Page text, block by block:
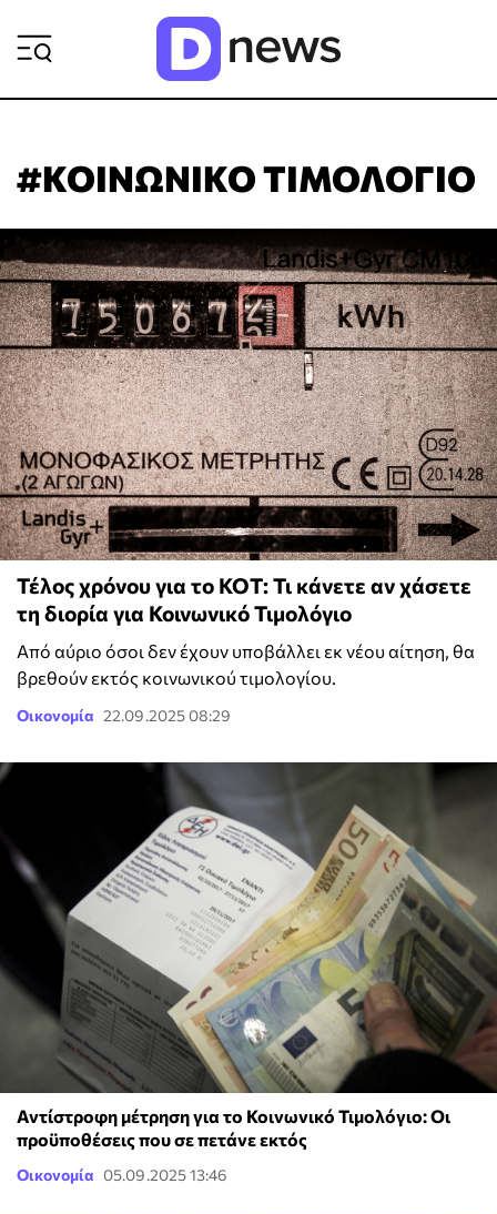
#ΚΟΙΝΩΝΙΚΟ ΤΙΜΟΛΟΓΙΟ
Τέλος χρόνου για το ΚΟΤ: Τι κάνετε αν χάσετε
τη διορία για Κοινωνικό Τιμολόγιο
Από αύριο όσοι δεν έχουν υποβάλλει εκ νέου αίτηση, θα
βρεθούν εκτός κοινωνικού τιμολογίου.
Οικονομία 22.09.2025 08:29
Αντίστροφη μέτρηση για το Κοινωνικό Τιμολόγιο: Οι
προϋποθέσεις που σε πετάνε εκτός
Οικονομία 05.09.2025 13:46